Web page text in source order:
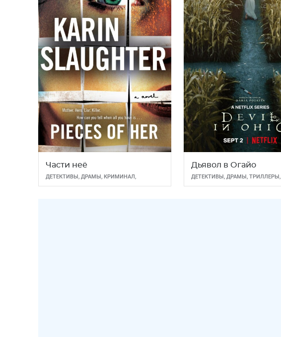
Части неё
ДЕТЕКТИВЫ , ДРАМЫ , КРИМИНАЛ,
ТРИЛЛЕРЫ
Дьявол в Огайо
ДЕТЕКТИВЫ,ДРАМЫ,ТРИЛЛЕРЫ,
УЖАСЫ